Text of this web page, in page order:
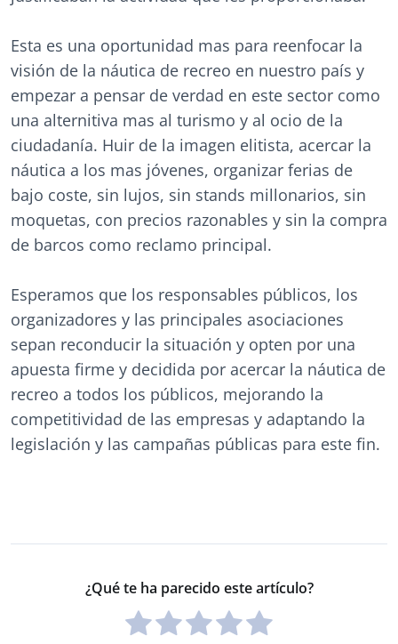
Esta es una oportunidad mas para reenfocar la
visión de la náutica de recreo en nuestro país y
empezar a pensar de verdad en este sector como
una alternitiva mas al turismo y al ocio de la
ciudadanía. Huir de la imagen elitista, acercar la
náutica a los mas jóvenes, organizar ferias de
bajo coste, sin lujos, sin stands millonarios, sin
moquetas, con precios razonables y sin la compra
de barcos como reclamo principal.
Esperamos que los responsables públicos, los
organizadores y las principales asociaciones
sepan reconducir la situación y opten por una
apuesta firme y decidida por acercar la náutica de
recreo a todos los públicos, mejorando la
competitividad de las empresas y adaptando la
legislación y las campañas públicas para este fin.
¿Qué te ha parecido este artículo?